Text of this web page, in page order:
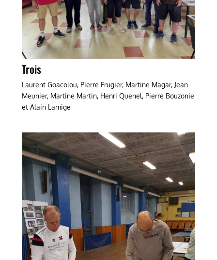
Trois
Laurent Goacolou, Pierre Frugier, Martine Magar, Jean
Meunier, Martine Martin, Henri Quenel, Pierre Bouzonie
et Alain Lamige